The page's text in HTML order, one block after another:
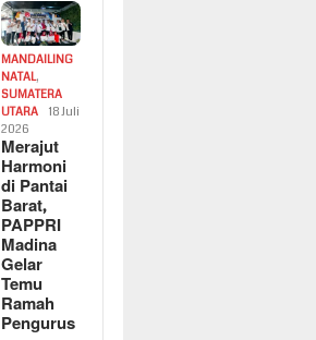
MANDAILING
NATAL,
SUMATERA
UTARA
18 Juli
2026
Merajut
Harmoni
di Pantai
Barat,
PAPPRI
Madina
Gelar
Temu
Ramah
Pengurus